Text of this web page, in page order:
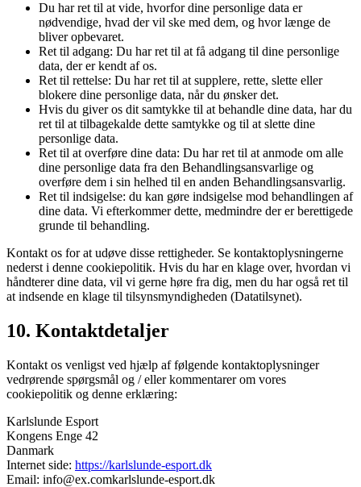
Du har ret til at vide, hvorfor dine personlige data er
nødvendige, hvad der vil ske med dem, og hvor længe de
bliver opbevaret.
Ret til adgang: Du har ret til at få adgang til dine personlige
data, der er kendt af os.
Ret til rettelse: Du har ret til at supplere, rette, slette eller
blokere dine personlige data, når du ønsker det.
Hvis du giver os dit samtykke til at behandle dine data, har du
ret til at tilbagekalde dette samtykke og til at slette dine
personlige data.
Ret til at overføre dine data: Du har ret til at anmode om alle
dine personlige data fra den Behandlingsansvarlige og
overføre dem i sin helhed til en anden Behandlingsansvarlig.
Ret til indsigelse: du kan gøre indsigelse mod behandlingen af
​​dine data. Vi efterkommer dette, medmindre der er berettigede
grunde til behandling.
Kontakt os for at udøve disse rettigheder. Se kontaktoplysningerne
nederst i denne cookiepolitik. Hvis du har en klage over, hvordan vi
håndterer dine data, vil vi gerne høre fra dig, men du har også ret til
at indsende en klage til tilsynsmyndigheden (Datatilsynet).
10. Kontaktdetaljer
Kontakt os venligst ved hjælp af følgende kontaktoplysninger
vedrørende spørgsmål og / eller kommentarer om vores
cookiepolitik og denne erklæring:
Karlslunde Esport
Kongens Enge 42
Danmark
Internet side: https://karlslunde-esport.dk
Email: info@ex.comkarlslunde-esport.dk